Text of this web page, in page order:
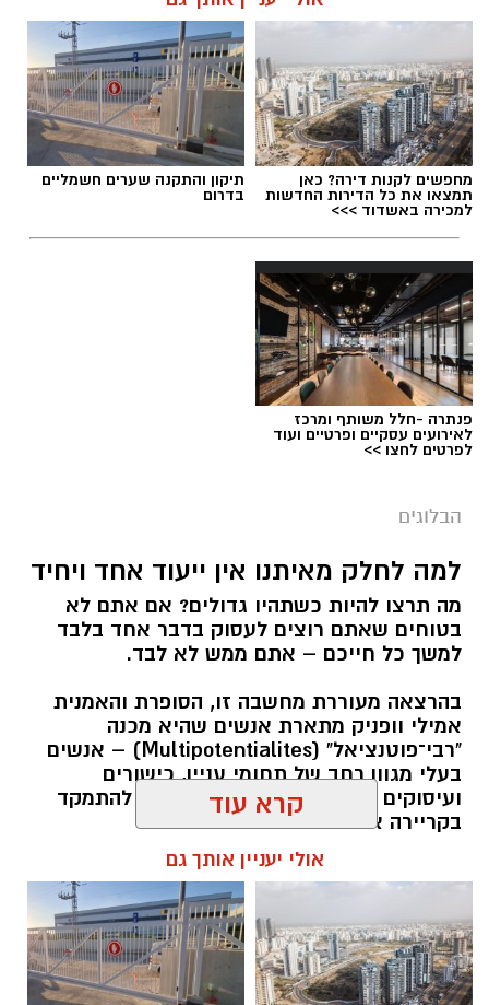
מחפשים לקנות דירה? כאן
תמצאו את כל הדירות החדשות
למכירה באשדוד >>>
תיקון והתקנה שערים חשמליים
בדרום
פנתרה -חלל משותף ומרכז
לאירועים עסקיים ופרטיים ועוד
לפרטים לחצו >>
הבלוגים
למה לחלק מאיתנו אין ייעוד אחד ויחיד
מה תרצו להיות כשתהיו גדולים? אם אתם לא
בטוחים שאתם רוצים לעסוק בדבר אחד בלבד
למשך כל חייכם – אתם ממש לא לבד.
בהרצאה מעוררת מחשבה זו, הסופרת והאמנית
אמילי וופניק מתארת אנשים שהיא מכנה
"רבי־פוטנציאל" (Multipotentialites) – אנשים
בעלי מגוון רחב של תחומי עניין, כישורים
ועיסוקים שונים לאורך חייהם, במקום להתמקד
בקריירה אחת בלבד.
האם גם אתם כאלה?
אלדה נתנאל / 09:20 07.08.26
קרא עוד
אולי יעניין אותך גם